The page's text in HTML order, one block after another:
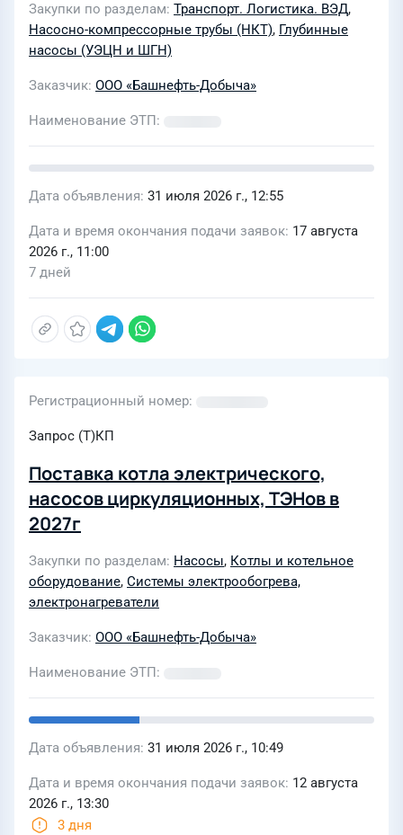
компрессорных труб, насосных
штанги и устьевых штоков
Закупки по разделам Транспорт. Логистика. ВЭД,
Насосно-компрессорные трубы (НКТ), Глубинные
насосы (УЭЦН и ШГН)
Заказчик ООО «Башнефть-Добыча»
Наименование ЭТП
Дата объявления 31 июля 2026 г., 12:55
Дата и время окончания подачи заявок 17 августа
2026 г., 11:00
7 дней
Регистрационный номер
Запрос (Т)КП
Поставка котла электрического,
насосов циркуляционных, ТЭНов в
2027г
Закупки по разделам Насосы, Котлы и котельное
оборудование, Системы электрообогрева,
электронагреватели
Заказчик ООО «Башнефть-Добыча»
Наименование ЭТП
Дата объявления 31 июля 2026 г., 10:49
Дата и время окончания подачи заявок 12 августа
2026 г., 13:30
3 дня